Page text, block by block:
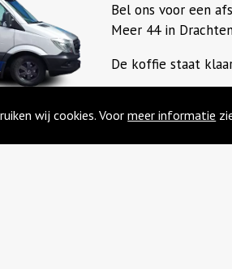
wij cookies. Voormeer informatie
Bel ons voor een
Meer 44 in
De koffie staat